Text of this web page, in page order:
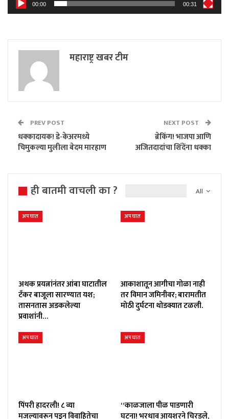
00:00 00:31
महाराष्ट्र खबर टीम
PREV POST
धक्कादायक! डे-केअरमध्ये
चिमुकल्या मुलीला बेदम मारहाण
NEXT POST
ब्रेकिंग! भाजपा आणि
अजितदादांचा शिंदेंना धक्का
All
ही बातमी वाचली का ?
अपघात
अथक प्रयत्नांनंतर आंबा घाटातील
टँकर बाजूला सारण्यात यश;
तासनतास अडकलेल्या
प्रवाशांनी…
अपघात
आकाशातून आगीचा गोळा नाही
तर विमान जमिनीवर; बारामतीत
मोठी दुर्घटना थोडक्यात टळली.
अपघात
पिंपरी हादरली! ८ व्या
मजल्यावरून पडून विवाहितेचा
अपघात
“काळजाला पीळ पाडणारी
घटना! भरधाव आयशरने चिरडले,